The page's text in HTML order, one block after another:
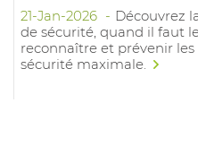
21-Jan-2026
Découvrez
de sécurité, quand il faut
reconnaître et prévenir
sécurité maximale.